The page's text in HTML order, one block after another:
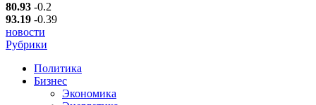
80.93 -0.2
93.19 -0.39
новости
Рубрики
Политика
Бизнес
Экономика